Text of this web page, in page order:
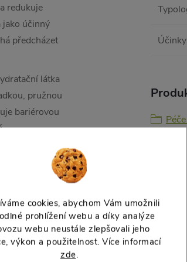
cookies, abychom Vám umožnili
prohlížení webu a díky analýze
webu neustále zlepšovali jeho
výkon a použitelnost. Více informací
zde.
redukuje
účinný
předcházet
látka
pružnou
bariérovou
pletí.
bez
z dužiny
age účinky –
látky v
a pomáhají
Účinky